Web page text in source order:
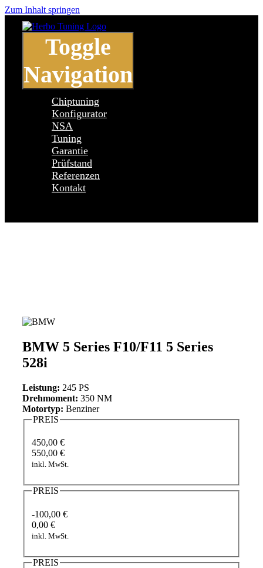
Zum Inhalt springen
Toggle
Navigation
Chiptuning
Konfigurator
NSA
Tuning
Garantie
Prüfstand
Referenzen
Kontakt
BMW 5 Series F10/F11 5 Series
528i
Leistung: 245 PS
Drehmoment: 350 NM
Motortyp: Benziner
PREIS
450,00 €
550,00 €
inkl. MwSt.
PREIS
-100,00 €
0,00 €
inkl. MwSt.
PREIS